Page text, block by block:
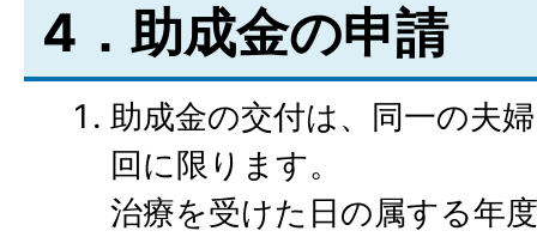
4．助成金の申請
助成金の交付は、同一の夫
回に限ります。
治療を受けた日の属する年